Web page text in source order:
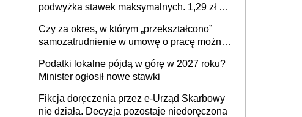
podwyżka stawek maksymalnych. 1,29 zł za
budynków i lokali związanych z
prowadzeniem działalności gospodarczej
Czy za okres, w którym „przekształcono”
samozatrudnienie w umowę o pracę można
umowy cywilnoprawnej jedynym
racjonalnym wyjściem
Podatki lokalne pójdą w górę w 2027 roku?
Minister ogłosił nowe stawki
Fikcja doręczenia przez e-Urząd Skarbowy
nie działa. Decyzja pozostaje niedoręczona